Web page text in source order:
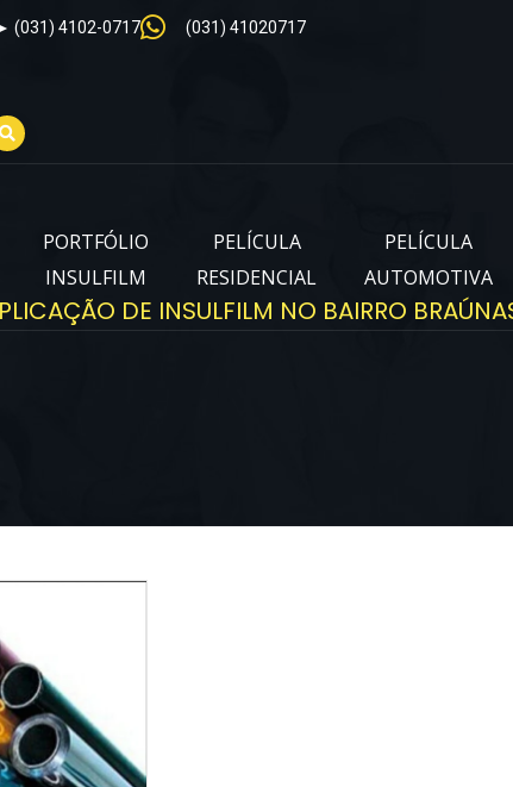
► (031) 4102-0717 (031) 41020717
PORTFÓLIO
INSULFILM
PELÍCULA
RESIDENCIAL
PELÍCULA
AUTOMOTIVA
DE INSULFILM NO BAIRRO